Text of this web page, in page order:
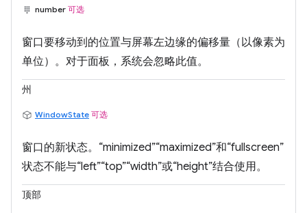
number 可选
窗口要移动到的位置与屏幕左边缘的偏移量（以像素为
单位）。对于面板，系统会忽略此值。
州
WindowState 可选
窗口的新状态。“minimized”“maximized”和“fullscreen”
状态不能与“left”“top”“width”或“height”结合使用。
顶部